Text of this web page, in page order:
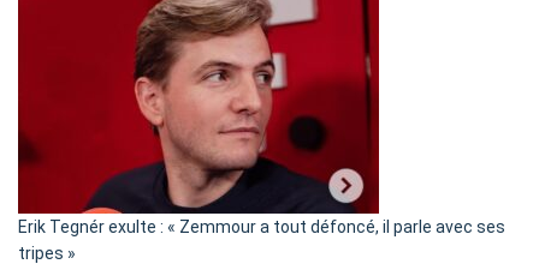
d’alliance
secrète
«
C’est
Erik Tegnér exulte : « Zemmour a tout défoncé, il parle avec ses
tripes »